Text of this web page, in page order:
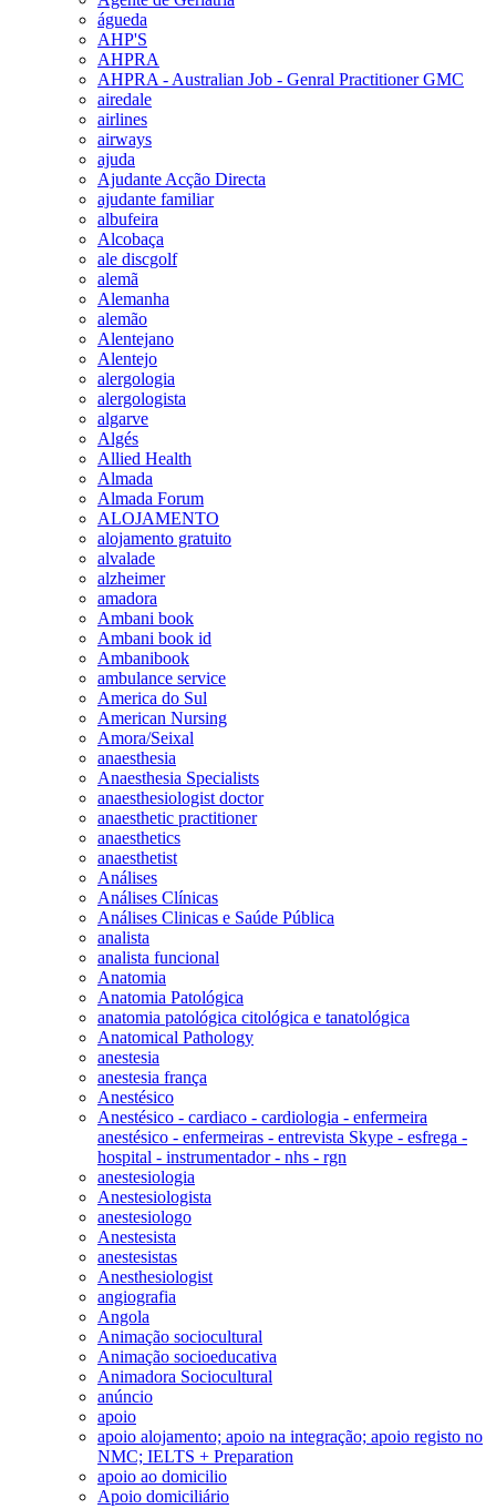
águeda
AHP'S
AHPRA
AHPRA - Australian Job - Genral Practitioner GMC
airedale
airlines
airways
ajuda
Ajudante Acção Directa
ajudante familiar
albufeira
Alcobaça
ale discgolf
alemã
Alemanha
alemão
Alentejano
Alentejo
alergologia
alergologista
algarve
Algés
Allied Health
Almada
Almada Forum
ALOJAMENTO
alojamento gratuito
alvalade
alzheimer
amadora
Ambani book
Ambani book id
Ambanibook
ambulance service
America do Sul
American Nursing
Amora/Seixal
anaesthesia
Anaesthesia Specialists
anaesthesiologist doctor
anaesthetic practitioner
anaesthetics
anaesthetist
Análises
Análises Clínicas
Análises Clinicas e Saúde Pública
analista
analista funcional
Anatomia
Anatomia Patológica
anatomia patológica citológica e tanatológica
Anatomical Pathology
anestesia
anestesia frança
Anestésico
Anestésico - cardiaco - cardiologia - enfermeira
anestésico - enfermeiras - entrevista Skype - esfrega -
hospital - instrumentador - nhs - rgn
anestesiologia
Anestesiologista
anestesiologo
Anestesista
anestesistas
Anesthesiologist
angiografia
Angola
Animação sociocultural
Animação socioeducativa
Animadora Sociocultural
anúncio
apoio
apoio alojamento; apoio na integração; apoio registo no
NMC; IELTS + Preparation
apoio ao domicilio
Apoio domiciliário